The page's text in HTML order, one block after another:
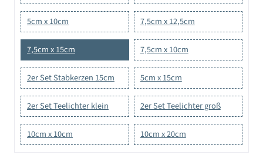
5cm x 10cm 7,5cm x 12,5cm
7,5cm x 15cm 7,5cm x 10cm
2er Set Stabkerzen 15cm 5cm x 15cm
2er Set Teelichter klein 2er Set Teelichter groß
10cm x 10cm 10cm x 20cm